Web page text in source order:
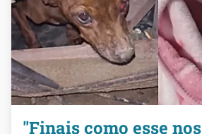
"Finais como esse nos